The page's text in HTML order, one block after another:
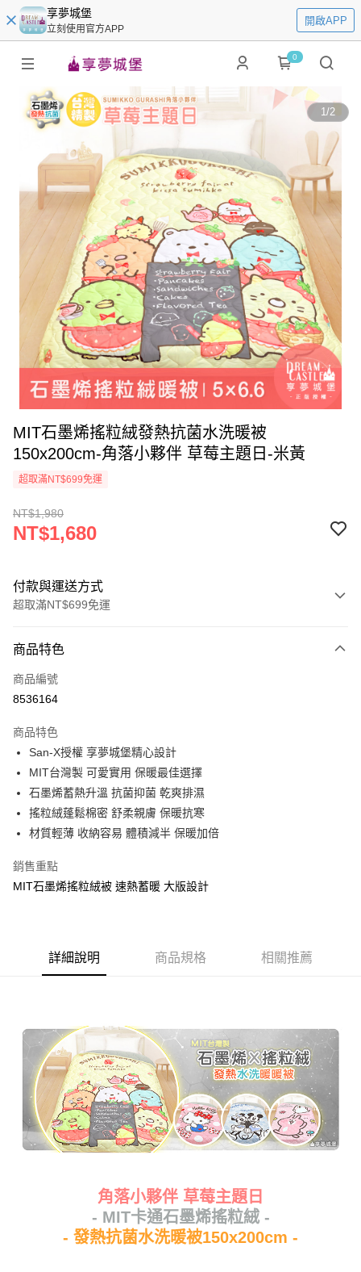
享夢城堡
立刻使用官方APP
開啟APP
0
1/2
MIT石墨烯搖粒絨發熱抗菌水洗暖被
150x200cm-角落小夥伴 草莓主題日-米黃
超取滿NT$699免運
NT$1,980
NT$1,680
付款與運送方式
超取滿NT$699免運
信用卡一次付款
超商取貨付款
Apple Pay
街口支付
悠遊付
Google Pay
ATM付款
每筆NT$60，滿NT$699(含以上)免運費
宅配
每筆NT$80，滿NT$699(含以上)免運費
商品特色
商品編號
8536164
商品特色
San-X授權 享夢城堡精心設計
MIT台灣製 可愛實用 保暖最佳選擇
石墨烯蓄熱升溫 抗菌抑菌 乾爽排濕
搖粒絨蓬鬆棉密 舒柔親膚 保暖抗寒
材質輕薄 收納容易 體積減半 保暖加倍
銷售重點
MIT石墨烯搖粒絨被 速熱蓄暖 大版設計
詳細說明 商品規格 相關推薦
角落小夥伴 草莓主題日
- MIT卡通石墨烯搖粒絨 -
- 發熱抗菌水洗暖被150x200cm -